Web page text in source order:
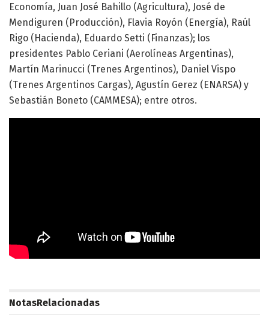
Economía, Juan José Bahillo (Agricultura), José de
Mendiguren (Producción), Flavia Royón (Energía), Raúl
Rigo (Hacienda), Eduardo Setti (Finanzas); los
presidentes Pablo Ceriani (Aerolíneas Argentinas),
Martín Marinucci (Trenes Argentinos), Daniel Vispo
(Trenes Argentinos Cargas), Agustín Gerez (ENARSA) y
Sebastián Boneto (CAMMESA); entre otros.
NotasRelacionadas